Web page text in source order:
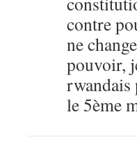
contre
ne
pouvoir,
rwandais
le 5ème